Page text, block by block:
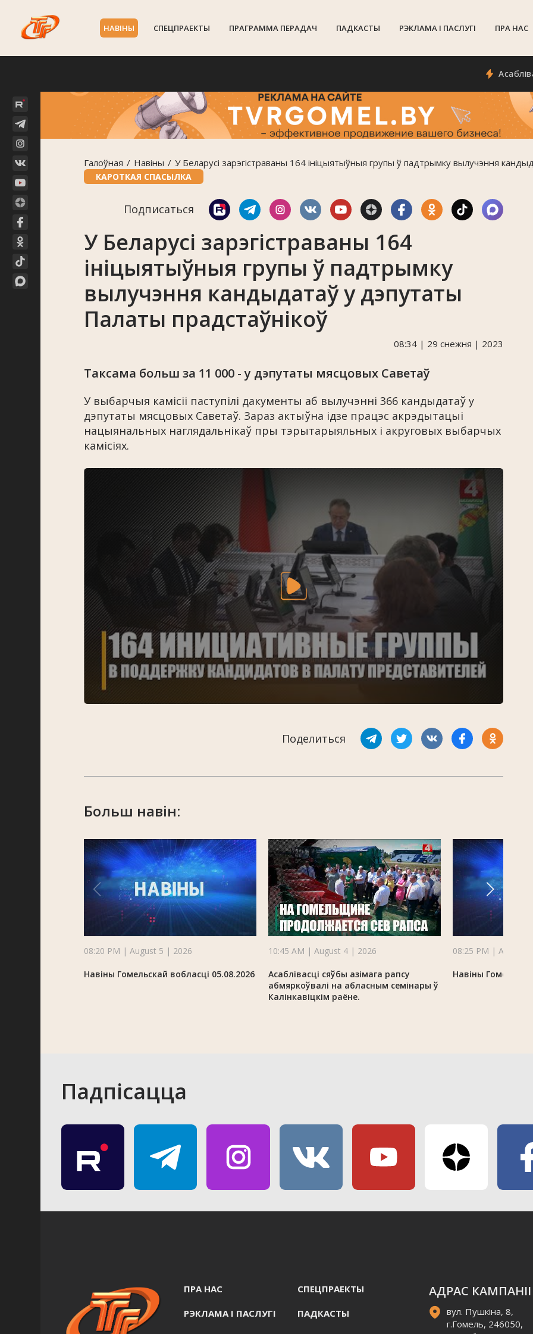
НАВIНЫ СПЕЦПРАЕКТЫ ПРАГРАММА ПЕРАДАЧ ПАДКАСТЫ РЭКЛАМА I ПАСЛУГI ПРА НАС
Асаблівасці
Галоўная Навiны У Беларусі зарэгістраваны 164 ініцыятыўныя групы ў падтрымку вылучэння
КАРОТКАЯ СПАСЫЛКА
Подписаться
У Беларусі зарэгістраваны 164
ініцыятыўныя групы ў падтрымку
вылучэння кандыдатаў у дэпутаты
Палаты прадстаўнікоў
08:34 | 29 снежня | 2023
Таксама больш за 11 000 - у дэпутаты мясцовых Саветаў
У выбарчыя камісіі паступілі дакументы аб вылучэнні 366 кандыдатаў у
дэпутаты мясцовых Саветаў. Зараз актыўна ідзе працэс акрэдытацыі
нацыянальных наглядальнікаў пры тэрытарыяльных і акруговых выбарчых
камісіях.
Поделиться
Больш навін:
08:20 PM | August 5 | 2026
Навіны Гомельскай вобласці 05.08.2026
10:45 AM | August 4 | 2026
Асаблівасці сяўбы азімага рапсу
абмяркоўвалі на абласным семінары ў
Калінкавіцкім раёне.
08:25 PM | August 3
Навіны
Падпісацца
ПРА НАС СПЕЦПРАЕКТЫ
РЭКЛАМА I ПАСЛУГI ПАДКАСТЫ
АДРАС КАМПАНІІ
вул. Пушкіна, 8,
г.Гомель, 246050,